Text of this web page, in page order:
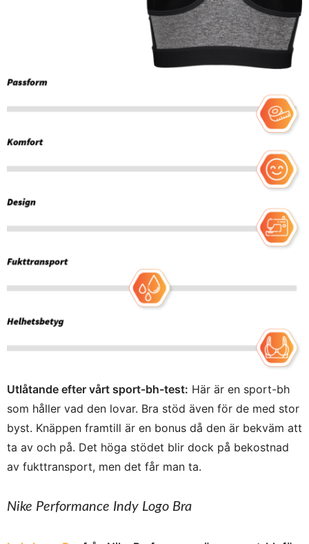
Utlåtande efter vårt sport-bh-test: Här är en sport-bh
som håller vad den lovar. Bra stöd även för de med stor
byst. Knäppen framtill är en bonus då den är bekväm att
ta av och på. Det höga stödet blir dock på bekostnad
av fukttransport, men det får man ta.
Nike Performance Indy Logo Bra